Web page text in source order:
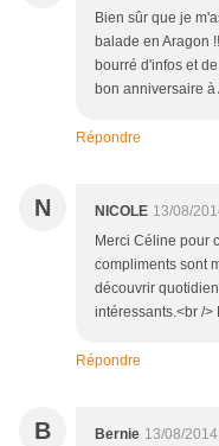
Bien sûr que je
balade en Aragon
bourré d'infos et
bon anniversaire
Répondre
N NICOLE 13/08/
Merci Céline pour
compliments sont
découvrir
intéressants.<br />
Répondre
B Bernie 13/08/